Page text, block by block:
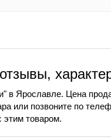
в Ярославле. Цена
или позвоните по
этим товаром.